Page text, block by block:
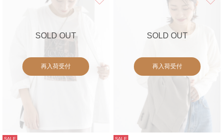
SOLD OUT
再入荷受付
SALE
SOLD OUT
再入荷受付
SALE